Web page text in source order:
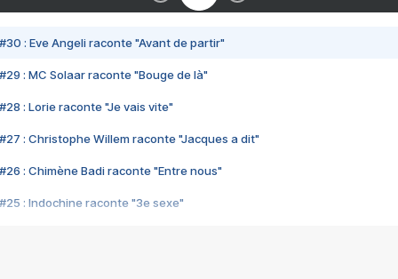
#30 : Eve Angeli raconte "Avant de partir"
#29 : MC Solaar raconte "Bouge de là"
#28 : Lorie raconte "Je vais vite"
#27 : Christophe Willem raconte "Jacques a dit"
#26 : Chimène Badi raconte "Entre nous"
#25 : Indochine raconte "3e sexe"